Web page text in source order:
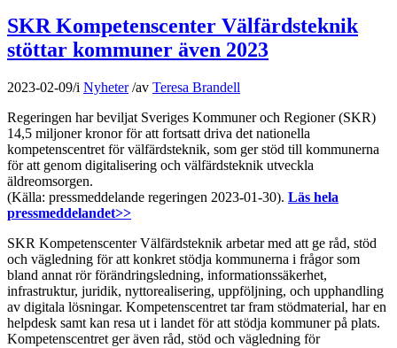
SKR Kompetenscenter Välfärdsteknik
stöttar kommuner även 2023
2023-02-09/i Nyheter /av Teresa Brandell
Regeringen har beviljat Sveriges Kommuner och Regioner (SKR)
14,5 miljoner kronor för att fortsatt driva det nationella
kompetenscentret för välfärdsteknik, som ger stöd till kommunerna
för att genom digitalisering och välfärdsteknik utveckla
äldreomsorgen.
(Källa: pressmeddelande regeringen 2023-01-30). Läs hela
pressmeddelandet>>
SKR Kompetenscenter Välfärdsteknik arbetar med att ge råd, stöd
och vägledning för att konkret stödja kommunerna i frågor som
bland annat rör förändringsledning, informationssäkerhet,
infrastruktur, juridik, nyttorealisering, uppföljning, och upphandling
av digitala lösningar. Kompetenscentret tar fram stödmaterial, har en
helpdesk samt kan resa ut i landet för att stödja kommuner på plats.
Kompetenscentret ger även råd, stöd och vägledning för